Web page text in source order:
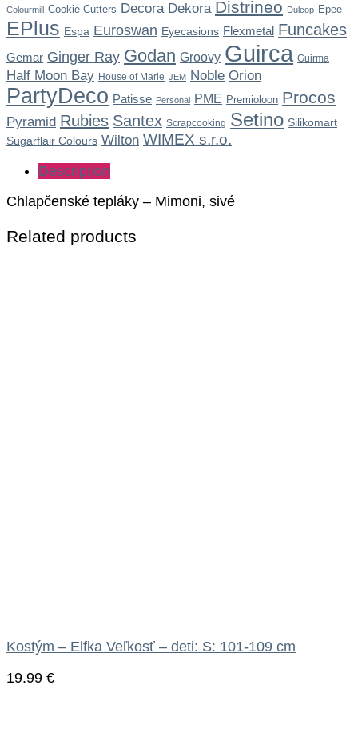
Colourmill Cookie Cutters Decora Dekora Distrineo Dulcop Epee
EPlus Espa Euroswan Eyecasions Flexmetal Funcakes
Gemar Ginger Ray Godan Groovy Guirca Guirma
Half Moon Bay House of Marie JEM Noble Orion
PartyDeco Patisse Personal PME Premioloon Procos
Pyramid Rubies Santex Scrapcooking Setino Silikomart
Sugarflair Colours Wilton WIMEX s.r.o.
Description
Chlapčenské tepláky – Mimoni, sivé
Related products
Kostým – Elfka Veľkosť – deti: S: 101-109 cm
19.99 €